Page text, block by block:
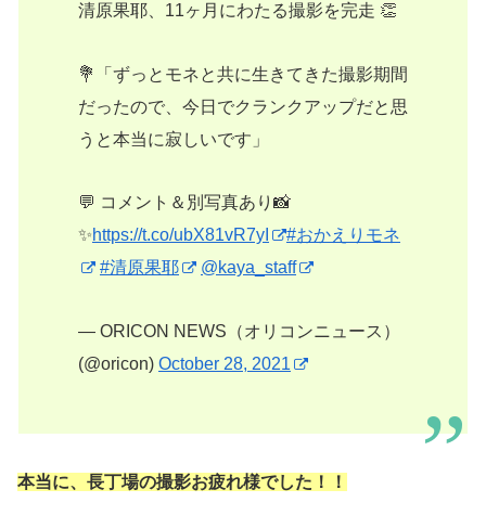
清原果耶、11ヶ月にわたる撮影を完走 👏
💐「ずっとモネと共に生きてきた撮影期間
だったので、今日でクランクアップだと思
うと本当に寂しいです」
💬 コメント＆別写真あり📸
✨https://t.co/ubX81vR7yI
#おかえりモネ
#清原果耶
@kaya_staff
— ORICON NEWS（オリコンニュース）
(@oricon) October 28, 2021
本当に、長丁場の撮影お疲れ様でした！！